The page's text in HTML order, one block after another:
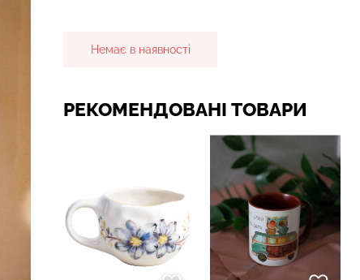
Немає в наявності
РЕКОМЕНДОВАНІ ТОВАРИ